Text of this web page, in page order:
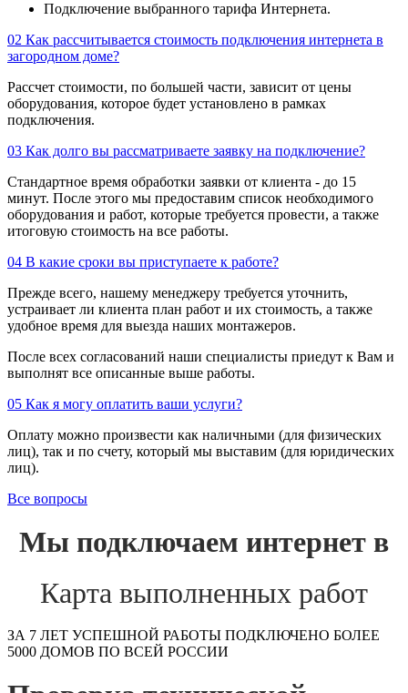
Подключение выбранного тарифа Интернета.
02 Как рассчитывается стоимость подключения интернета в
загородном доме?
Рассчет стоимости, по большей части, зависит от цены
оборудования, которое будет установлено в рамках
подключения.
03 Как долго вы рассматриваете заявку на подключение?
Стандартное время обработки заявки от клиента - до 15
минут. После этого мы предоставим список необходимого
оборудования и работ, которые требуется провести, а также
итоговую стоимость на все работы.
04 В какие сроки вы приступаете к работе?
Прежде всего, нашему менеджеру требуется уточнить,
устраивает ли клиента план работ и их стоимость, а также
удобное время для выезда наших монтажеров.
После всех согласований наши специалисты приедут к Вам и
выполнят все описанные выше работы.
05 Как я могу оплатить ваши услуги?
Оплату можно произвести как наличными (для физических
лиц), так и по счету, который мы выставим (для юридических
лиц).
Все вопросы
Мы подключаем интернет в
Карта выполненных работ
ЗА 7 ЛЕТ УСПЕШНОЙ РАБОТЫ ПОДКЛЮЧЕНО БОЛЕЕ
5000 ДОМОВ ПО ВСЕЙ РОССИИ